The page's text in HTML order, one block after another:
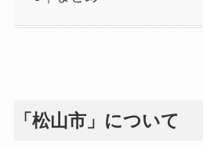
「松山市」について